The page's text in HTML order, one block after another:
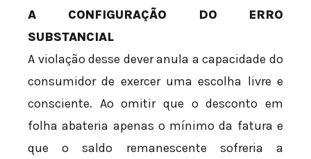
A CONFIGURAÇÃO DO ERRO
SUBSTANCIAL
A violação desse dever anula a capacidade do
consumidor de exercer uma escolha livre e
consciente. Ao omitir que o desconto em
folha abateria apenas o mínimo da fatura e
que o saldo remanescente sofreria a